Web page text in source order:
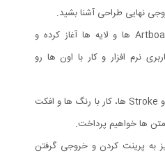
نهایی طراحی آشنا بشید.
کار رو با ایجاد و مدیریت Artboard ها و لایه ها آغاز کرده و
نرم افزار و کار با اون ها رو
در بخش های بعد به ایجاد Fill و Stroke ها، کار با رنگ ها و افکت
ها خواهیم پرداخت.
به پرینت کردن و خروجی گرفتن